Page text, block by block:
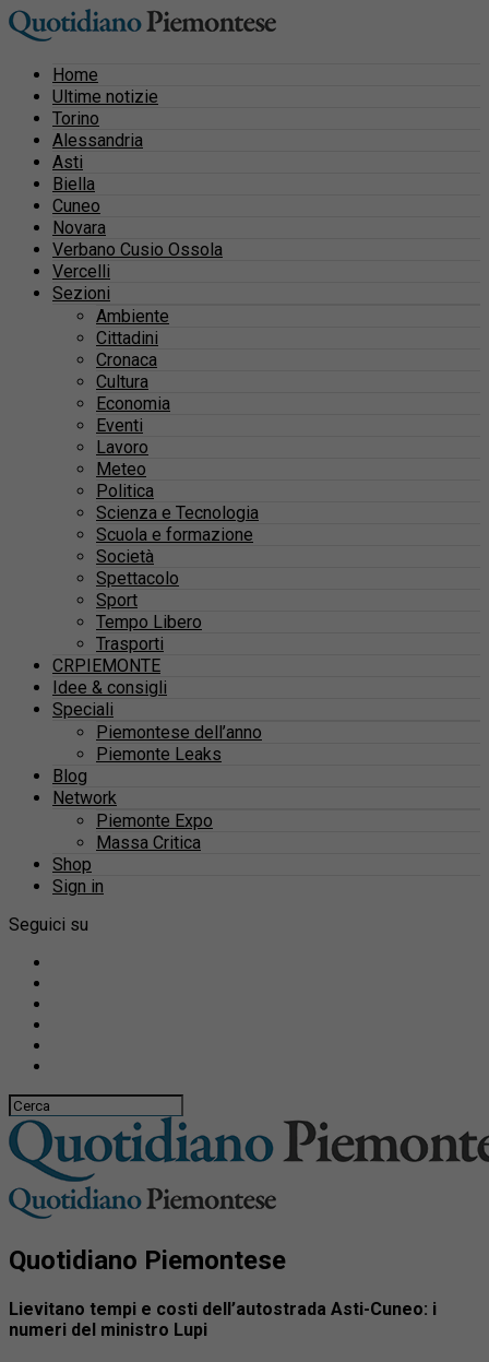
Home
Ultime notizie
Torino
Alessandria
Asti
Biella
Cuneo
Novara
Verbano Cusio Ossola
Vercelli
Sezioni
Ambiente
Cittadini
Cronaca
Cultura
Economia
Eventi
Lavoro
Meteo
Politica
Scienza e Tecnologia
Scuola e formazione
Società
Spettacolo
Sport
Tempo Libero
Trasporti
CRPIEMONTE
Idee & consigli
Speciali
Piemontese dell’anno
Piemonte Leaks
Blog
Network
Piemonte Expo
Massa Critica
Shop
Sign in
Seguici su
Quotidiano Piemontese
Lievitano tempi e costi dell’autostrada Asti-Cuneo: i
numeri del ministro Lupi